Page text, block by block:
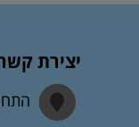
יצירת